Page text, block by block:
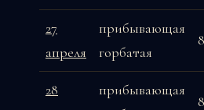
27
апреля
прибывающая
горбатая
28
прибывающая